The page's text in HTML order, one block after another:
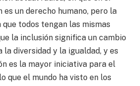
es un derecho humano, pero la
todos tengan las mismas
la inclusión significa un cambio
la diversidad y la igualdad, y es
es la mayor iniciativa para el
que el mundo ha visto en los